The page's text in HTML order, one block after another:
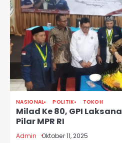
NASIONAL POLITIK TOKOH
Milad Ke 80, GPI
Pilar MPR RI
Admin Oktober 11, 2025